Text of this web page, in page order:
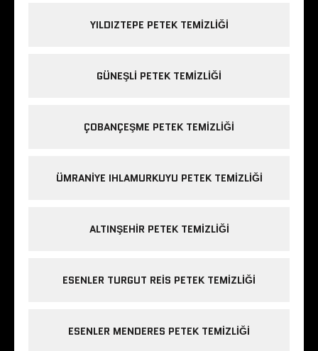
YILDIZTEPE PETEK TEMIZLIĞI
GÜNEŞLI PETEK TEMIZLIĞI
ÇOBANÇEŞME PETEK TEMIZLIĞI
ÜMRANIYE IHLAMURKUYU PETEK TEMIZLIĞI
ALTINŞEHIR PETEK TEMIZLIĞI
ESENLER TURGUT REIS PETEK TEMIZLIĞI
ESENLER MENDERES PETEK TEMIZLIĞI